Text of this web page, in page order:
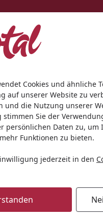
Cookies und ähnliche
auf unserer Website zu
und die Nutzung unserer
Sie der
persönlichen Daten zu, um
Funktionen zu bieten.
jederzeit in den
Teich Andere